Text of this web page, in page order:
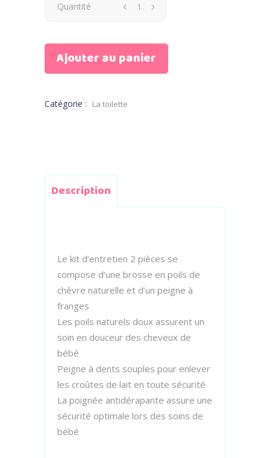
Quantité
Ajouter au panier
Catégorie : La toilette
Description
Le kit d’entretien 2 pièces se
compose d’une brosse en poils de
chèvre naturelle et d’un peigne à
franges
Les poils naturels doux assurent un
soin en douceur des cheveux de
bébé
Peigne à dents souples pour enlever
les croûtes de lait en toute sécurité
La poignée antidérapante assure une
sécurité optimale lors des soins de
bébé